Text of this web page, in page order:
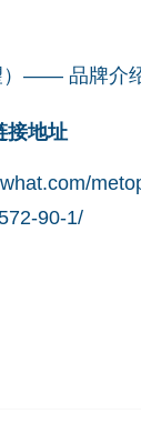
）—— 品牌介
接地址
90-1/